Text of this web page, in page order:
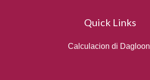
Quick Links
Calculacion di Dagloon